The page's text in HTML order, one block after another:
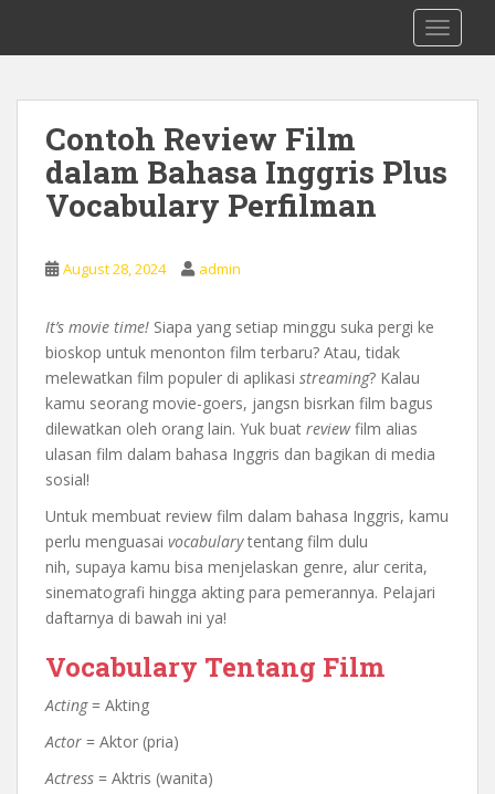
i
0878 8705 9305 Kursus Bahasa Inggis
dari Dasar Untuk Pemula Mataram
Contoh Review Film
dalam Bahasa Inggris Plus
Vocabulary Perfilman
August 28, 2024 admin
It’s movie time! Siapa yang setiap minggu suka pergi ke
bioskop untuk menonton film terbaru? Atau, tidak
melewatkan film populer di aplikasi streaming? Kalau
kamu seorang movie-goers, jangsn bisrkan film bagus
dilewatkan oleh orang lain. Yuk buat reviewfilm alias
ulasan film dalam bahasa Inggris dan bagikan di media
sosial!
Untuk membuat review film dalam bahasa Inggris, kamu
perlu menguasai vocabularytentang film dulu
nih, supaya kamu bisa menjelaskan genre, alur cerita,
sinematografi hingga akting para pemerannya. Pelajari
daftarnya di bawah ini ya!
Vocabulary Tentang Film
Acting= Akting
Actor = Aktor (pria)
Actress = Aktris (wanita)